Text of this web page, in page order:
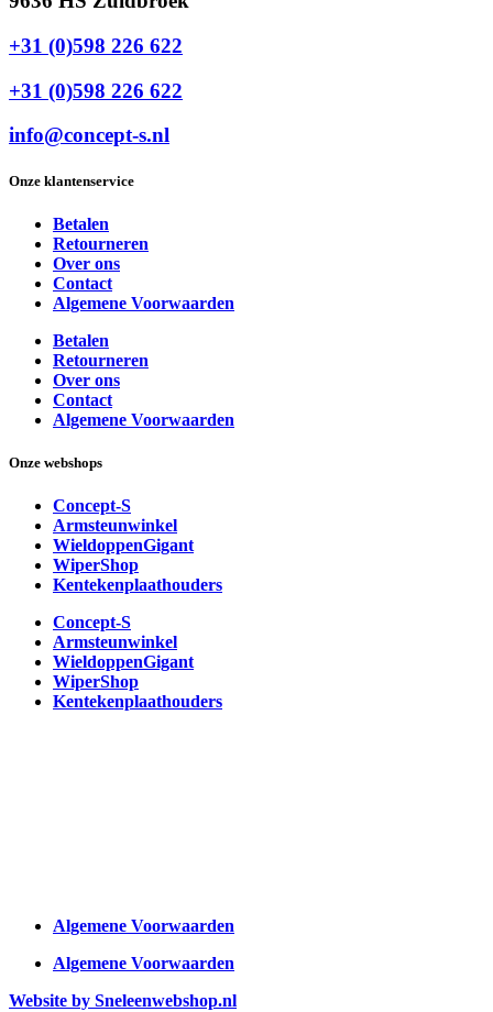
+31 (0)598 226 622
+31 (0)598 226 622
info@concept-s.nl
Onze klantenservice
Betalen
Retourneren
Over ons
Contact
Algemene Voorwaarden
Betalen
Retourneren
Over ons
Contact
Algemene Voorwaarden
Onze webshops
Concept-S
Armsteunwinkel
WieldoppenGigant
WiperShop
Kentekenplaathouders
Concept-S
Armsteunwinkel
WieldoppenGigant
WiperShop
Kentekenplaathouders
Algemene Voorwaarden
Algemene Voorwaarden
Website by Sneleenwebshop.nl